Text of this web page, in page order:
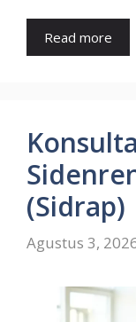
Read more
(Sidrap)
Agustus 3,